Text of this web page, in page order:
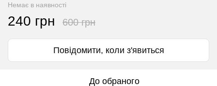
Немає в наявності
240 грн 600 грн
Повідомити, коли з'явиться
До обраного